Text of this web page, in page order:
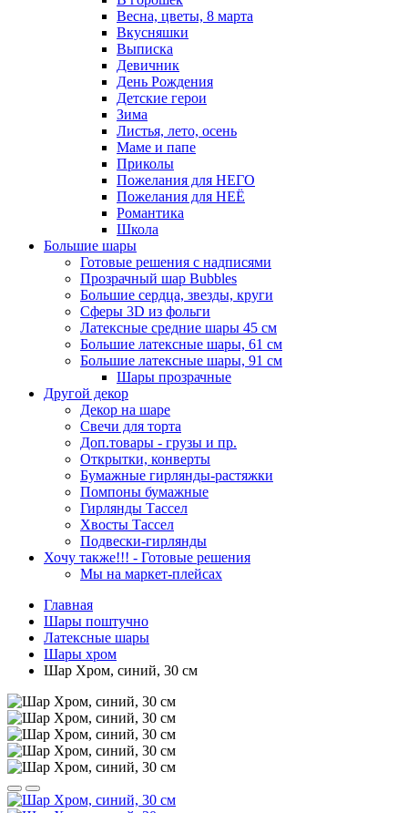
Весна, цветы, 8 марта
Вкусняшки
Выписка
Девичник
День Рождения
Детские герои
Зима
Листья, лето, осень
Маме и папе
Приколы
Пожелания для НЕГО
Пожелания для НЕЁ
Романтика
Школа
Большие шары
Готовые решения с надписями
Прозрачный шар Bubbles
Большие сердца, звезды, круги
Сферы 3D из фольги
Латексные средние шары 45 см
Большие латексные шары, 61 см
Большие латексные шары, 91 см
Шары прозрачные
Другой декор
Декор на шаре
Свечи для торта
Доп.товары - грузы и пр.
Открытки, конверты
Бумажные гирлянды-растяжки
Помпоны бумажные
Гирлянды Тассел
Хвосты Тассел
Подвески-гирлянды
Хочу также!!! - Готовые решения
Мы на маркет-плейсах
Главная
Шары поштучно
Латексные шары
Шары хром
Шар Хром, синий, 30 см